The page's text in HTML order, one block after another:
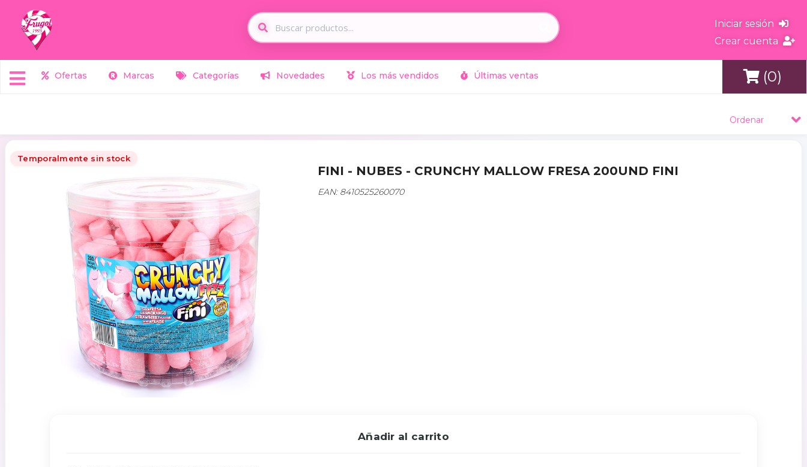
Iniciar sesión
Crear cuenta
Ofertas Marcas Categorías Novedades Los más vendidos Últimas ventas (0)
Ordenar
Temporalmente sin stock
FINI - NUBES - CRUNCHY MALLOW FRESA 200UND FINI
EAN: 8410525260070
Añadir al carrito